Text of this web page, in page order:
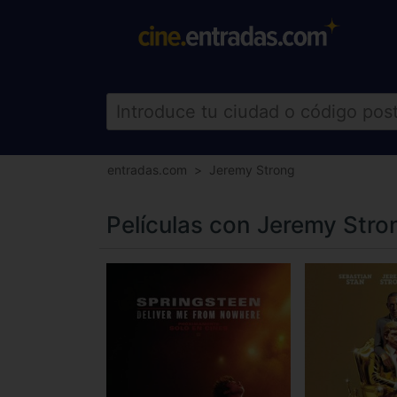
entradas.com Jeremy Strong
Películas con Jeremy